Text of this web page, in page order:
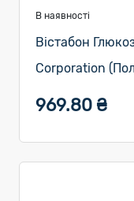
В наявності
Вістабон
Corporation
969.80 ₴